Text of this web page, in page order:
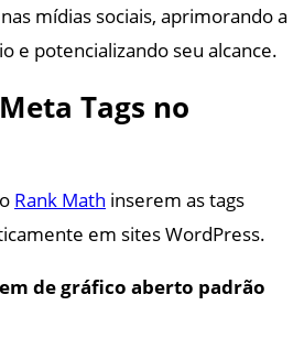
mídias sociais, aprimorando a
e potencializando seu alcance.
Tags no
Rank Math inserem as tags
em sites WordPress.
de gráfico aberto padrão